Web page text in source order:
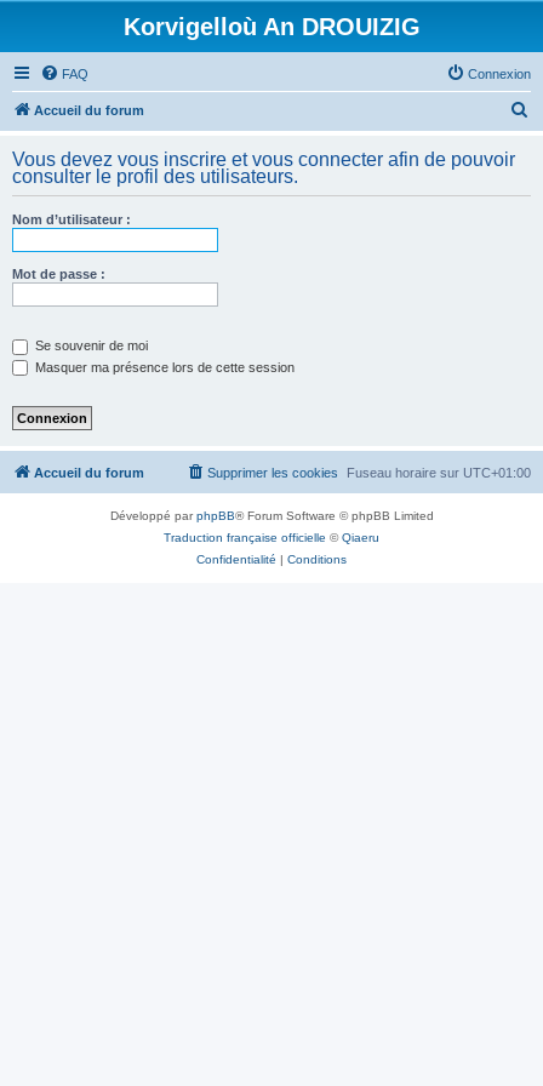
Korvigelloù An DROUIZIG
FAQ Connexion
Accueil du forum
h
Vous devez vous inscrire et vous connecter afin de pouvoir
consulter le profil des utilisateurs.
Nom d’utilisateur :
Mot de passe :
Se souvenir de moi
Masquer ma présence lors de cette session
Accueil du forum Fuseau horaire sur UTC+01:00
Supprimer les cookies
Développé parphpBB® Forum Software © phpBB Limited
Traduction française officielle ©Qiaeru
Confidentialité | Conditions